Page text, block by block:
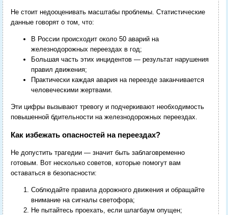
Не стоит недооценивать масштабы проблемы. Статистические
данные говорят о том, что:
В России происходит около 50 аварий на
железнодорожных переездах в год;
Большая часть этих инцидентов — результат нарушения
правил движения;
Практически каждая авария на переезде заканчивается
человеческими жертвами.
Эти цифры вызывают тревогу и подчеркивают необходимость
повышенной бдительности на железнодорожных переездах.
Как избежать опасностей на переездах?
Не допустить трагедии — значит быть заблаговременно
готовым. Вот несколько советов, которые помогут вам
оставаться в безопасности:
Соблюдайте правила дорожного движения и обращайте
внимание на сигналы светофора;
Не пытайтесь проехать, если шлагбаум опущен;